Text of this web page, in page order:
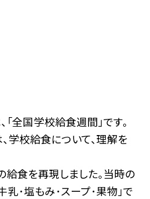
全国学校給食週間」です。
学校給食について、理解を
給食を再現しました。当時の
乳･塩もみ･スープ･果物」で